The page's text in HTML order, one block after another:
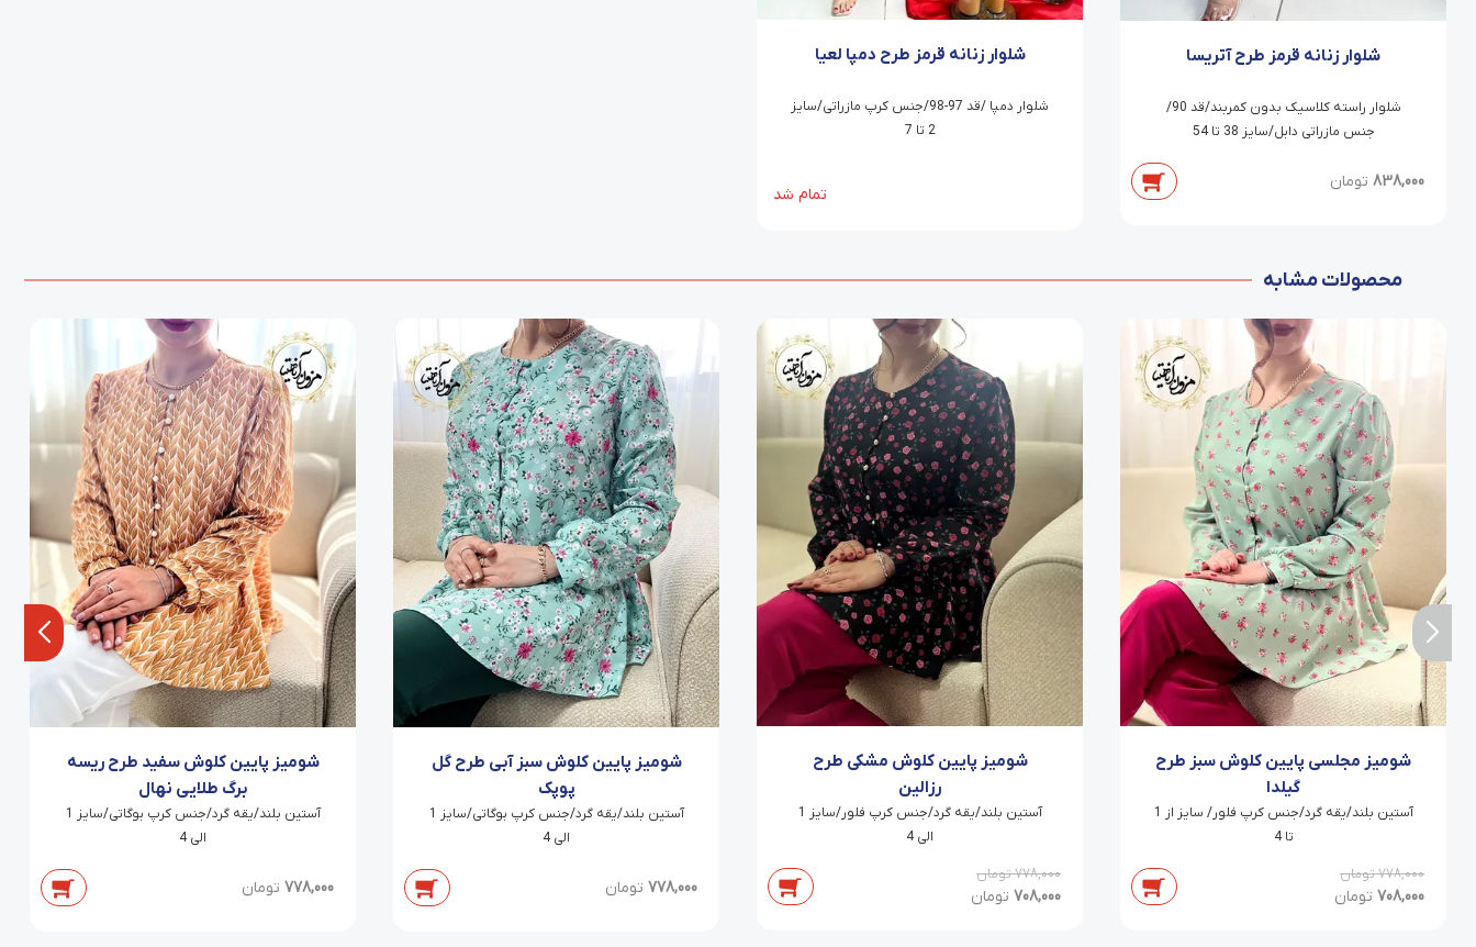
شلوار زنانه قرمز طرح آتریسا
شلوار راسته کلاسیک بدون کمربند/قد 90/
جنس مازراتی دابل/سایز 38 تا 54
838,000 تومان
شلوار زنانه قرمز طرح دمپا لعیا
شلوار دمپا /قد 97-98/جنس کرپ مازراتی/سایز
2 تا 7
تمام شد
محصولات مشابه
شومیز مجلسی پایین کلوش سبز طرح
گیلدا
آستین بلند/یقه گرد/جنس کرپ فلور/ سایز از 1
تا 4
778,000تومان
708,000 تومان
شومیز پایین کلوش مشکی طرح
رزالین
آستین بلند/یقه گرد/جنس کرپ فلور/سایز 1
الی 4
778,000تومان
708,000 تومان
شومیز پایین کلوش سبز آبی طرح گل
پوپک
آستین بلند/یقه گرد/جنس کرپ بوگاتی/سایز 1
الی 4
778,000 تومان
شومیز پایین کلوش سفید طرح ریسه
برگ طلایی نهال
آستین بلند/یقه گرد/جنس کرپ بوگاتی/سایز 1
الی 4
778,000 تومان